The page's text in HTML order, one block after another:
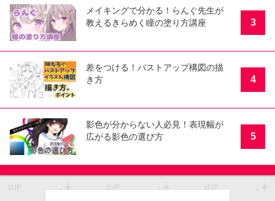
メイキングで分かる！らんぐ先生が
教えるきらめく瞳の塗り方講座
3
差をつける！バストアップ構図の描
き方
4
影色が分からない人必見！表現幅が
広がる影色の選び方
5